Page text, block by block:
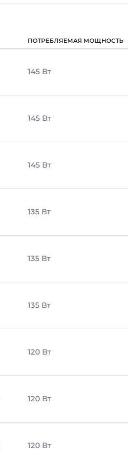
ПОТРЕБЛЯЕМАЯ МОЩНОСТЬ
145 Вт
145 Вт
145 Вт
135 Вт
135 Вт
135 Вт
120 Вт
120 Вт
120 Вт